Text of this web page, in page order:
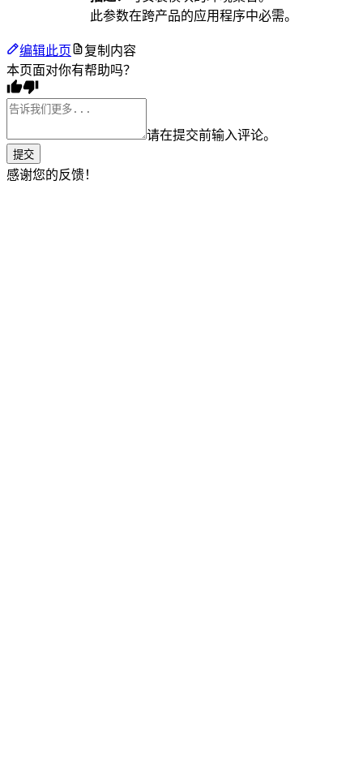
此参数在跨产品的应用程序中必需。
编辑此页
复制内容
本页面对你有帮助吗？
请在提交前输入评论。
提交
感谢您的反馈！